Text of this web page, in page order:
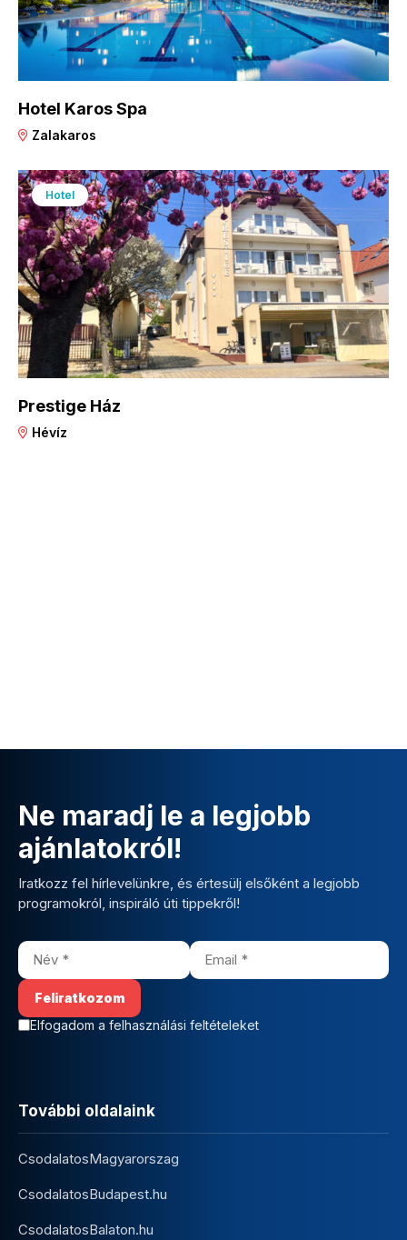
Hotel Karos Spa
Zalakaros
Hotel
Prestige Ház
Hévíz
Ne maradj le a legjobb
ajánlatokról!
Iratkozz fel hírlevelünkre, és értesülj elsőként a legjobb
programokról, inspiráló úti tippekről!
Elfogadom a felhasználási feltételeket
További oldalaink
CsodalatosMagyarorszag
CsodalatosBudapest.hu
CsodalatosBalaton.hu